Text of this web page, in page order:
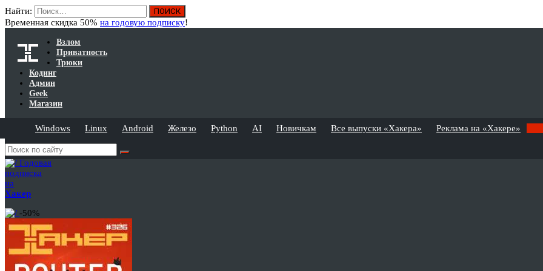
Найти:
Временная скидка 50% на годовую подписку!
Взлом
Приватность
Трюки
Кодинг
Админ
Geek
Магазин
Windows Linux Android Железо Python AI Новичкам Все выпуски «Хакера» Реклама на «Хакере»
Годовая
подписка
на
Хакер
-50%